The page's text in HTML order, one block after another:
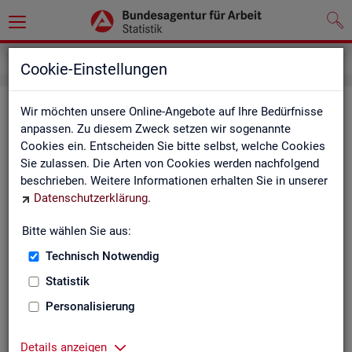
Cookie-Einstellungen
Wir möchten unsere Online-Angebote auf Ihre Bedürfnisse
anpassen. Zu diesem Zweck setzen wir sogenannte
Cookies ein. Entscheiden Sie bitte selbst, welche Cookies
Sie zulassen. Die Arten von Cookies werden nachfolgend
beschrieben. Weitere Informationen erhalten Sie in unserer
Datenschutzerklärung.
Bitte wählen Sie aus:
Technisch Notwendig
Statistik
Personalisierung
Details anzeigen
Kon­takt
Nut­zen Sie die Mög­lich­keit mit uns in Kon­takt zu tre­ten!
Sie haben Fra­gen zum An­ge­bot?
Sie be­nö­ti­gen auf Ihre Fra­ge­stel­lung zu­ge­schnit­te­ne Son­der­
Ihr Sta­tis­tik-Ser­vice hilft Ihnen wei­ter!
Zen­tra­ler Sta­tis­tik-Ser­vice